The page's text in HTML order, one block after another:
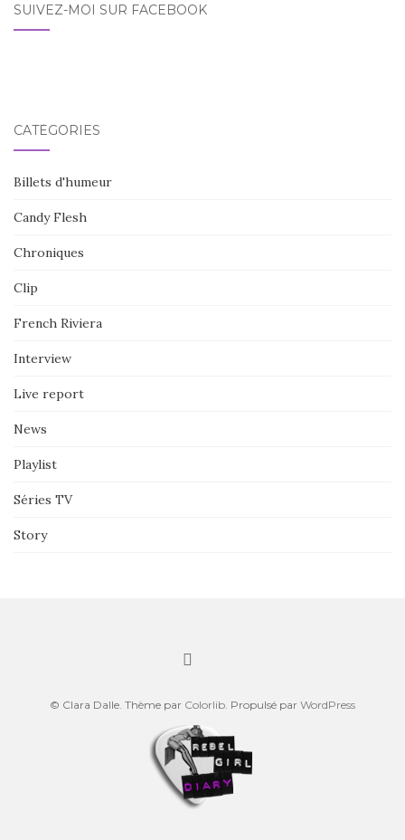
SUIVEZ-MOI SUR FACEBOOK
CATÉGORIES
Billets d'humeur
Candy Flesh
Chroniques
Clip
French Riviera
Interview
Live report
News
Playlist
Séries TV
Story
© Clara Dalle. Thème par Colorlib . Propulsé par WordPress